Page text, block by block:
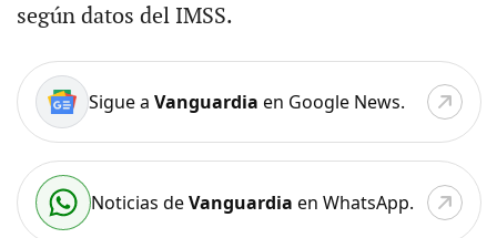
según datos del IMSS.
Sigue a Vanguardia en Google News.
Noticias deVanguardia en WhatsApp.